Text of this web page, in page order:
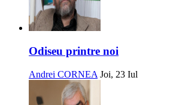
Odiseu printre noi
Andrei CORNEA Joi, 23 Iul